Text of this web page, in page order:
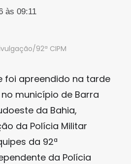
às 09:11
92ª CIPM
foi apreendido na tarde
município de Barra
da Bahia,
da Polícia Militar
da 92ª
da Polícia